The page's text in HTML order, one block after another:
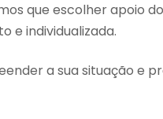
que escolher apoio
e individualizada.
a sua situação e